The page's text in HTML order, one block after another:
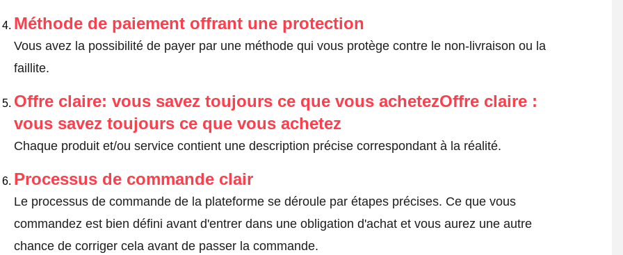
Méthode de paiement offrant une protection
Vous avez la possibilité de payer par une méthode qui vous protège contre le non-livraison ou la
faillite.
Offre claire: vous savez toujours ce que vous achetezOffre claire :
vous savez toujours ce que vous achetez
Chaque produit et/ou service contient une description précise correspondant à la réalité.
Processus de commande clair
Le processus de commande de la plateforme se déroule par étapes précises. Ce que vous
commandez est bien défini avant d'entrer dans une obligation d'achat et vous aurez une autre
chance de corriger cela avant de passer la commande.